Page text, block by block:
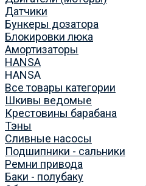
Датчики
Бункеры дозатора
Блокировки люка
Амортизаторы
HANSA
HANSA
Все товары категории
Шкивы ведомые
Крестовины барабана
Тэны
Сливные насосы
Подшипники - сальники
Ремни привода
Баки - полубаку